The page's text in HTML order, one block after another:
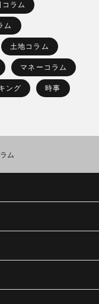
コラム
ム
土地コラム
マネーコラム
ング 時事
ム